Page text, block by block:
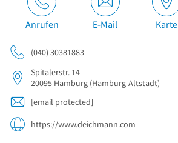
Anrufen E-Mail Karte
(040) 30381883
Spitalerstr. 14
20095 Hamburg (Hamburg-Altstadt)
[email protected]
https://www.deichmann.com